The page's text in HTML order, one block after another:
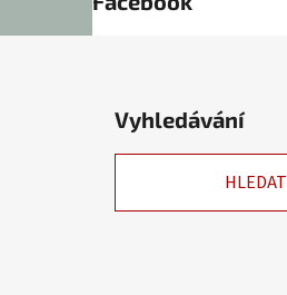
Vyhledávání
HLEDAT